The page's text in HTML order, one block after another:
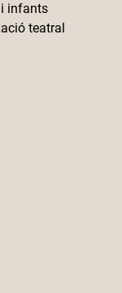
i infants
teatral